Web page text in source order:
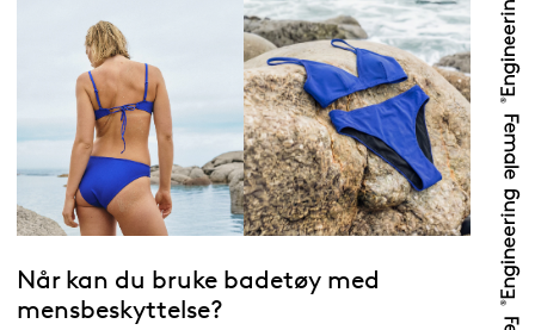
Når kan du bruke badetøy med
mensbeskyttelse?